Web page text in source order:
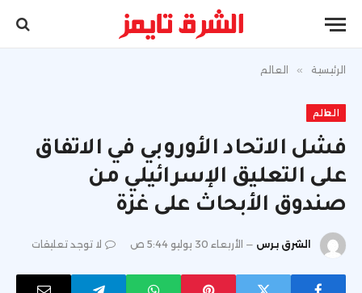
الرئيسية » العالم
العالم
فشل الاتحاد الأوروبي في الاتفاق
على التعليق الإسرائيلي من
صندوق الأبحاث على غزة
الشرق برس الأربعاء 30 يوليو 5:44 ص لا توجد تعليقات